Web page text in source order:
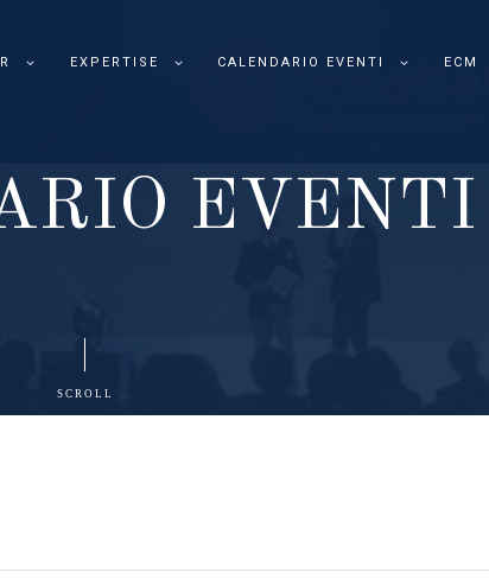
EXPERTISE CALENDARIO EVENTI ECM
RIO E V ENTI
SCROLL